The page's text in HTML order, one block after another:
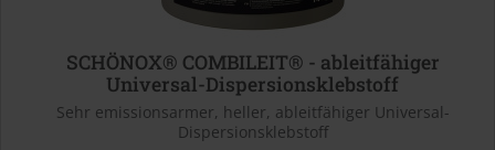
SCHÖNOX® COMBILEIT® - ableitfähiger
Universal-Dispersionsklebstoff
Sehr emissionsarmer, heller, ableitfähiger Universal-
Dispersionsklebstoff